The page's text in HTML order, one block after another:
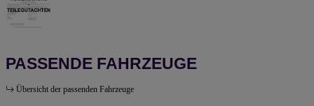
PASSENDE FAHRZEUGE
Übersicht der passenden Fahrzeuge